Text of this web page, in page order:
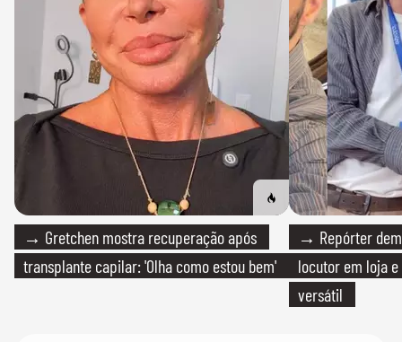
→ Gretchen mostra recuperação após
transplante capilar: 'Olha como estou bem'
→ Repórter
locutor em loja
versátil